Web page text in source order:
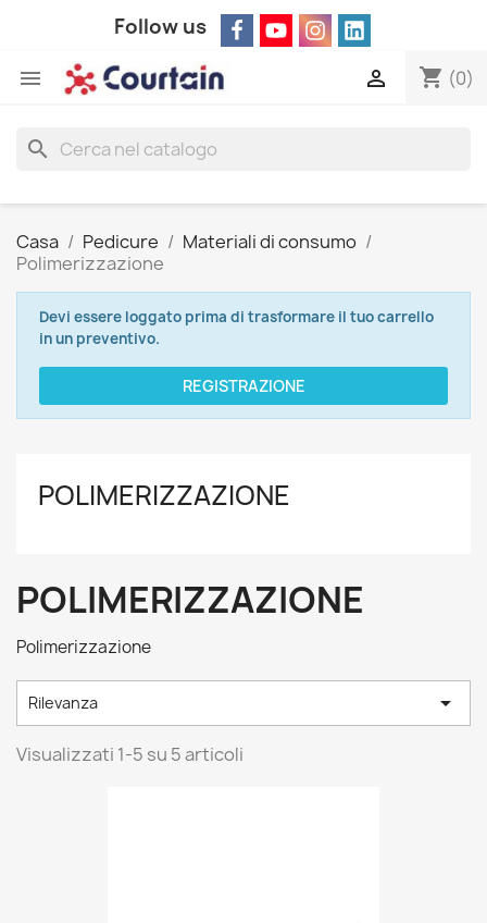
Follow us
 shopping_cart (0)

search
Casa Pedicure
Materiali di consumo
Polimerizzazione
Devi essere loggato prima di trasformare il tuo carrello
in un preventivo.
REGISTRAZIONE
POLIMERIZZAZIONE
POLIMERIZZAZIONE
Polimerizzazione
Rilevanza 
Visualizzati 1-5 su 5 articoli